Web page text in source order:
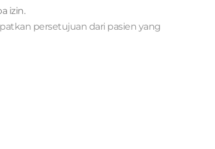
Removal+Operasi Mata (Metode
Jahitan+Koreksi
Ptosis)+Rhinoplasty+Fat Grafting
izin.
persetujuan dari pasien yang